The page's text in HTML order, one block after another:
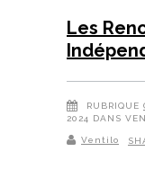
Les
RUBRIQUE
2024 DANS
Ventilo